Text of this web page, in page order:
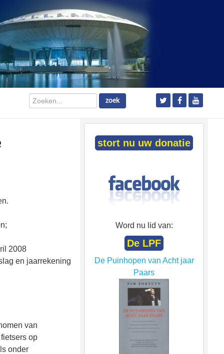
Zoeken... zoek
2008
en jaarrekening
van
op
onder
stort nu uw donatie
Word nu lid van:
De LPF
De Puinhopen van Acht jaar
Paars